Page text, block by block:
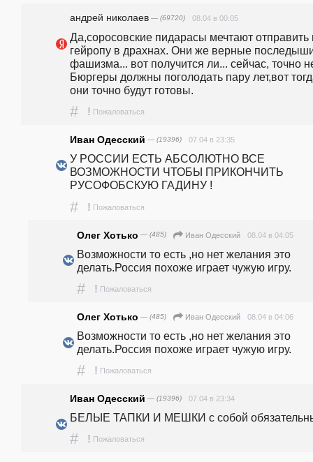
андpeй николаев — (69720) 08.04 в 00:05
Да,соросовские пидарасы мечтают отправить
гейропу в драхнах. Они же верные
фашизма... вот получится ли... сейчас, точно
Бюргеры должны поголодать пару лет,вот
они точно будут готовы.
# ! Пожаловаться
Иван Одесский — (19396) 07.04 в 23:35
У РОССИИ ЕСТЬ АБСОЛЮТНО ВСЕ
ВОЗМОЖНОСТИ ЧТОБЫ ПРИКОНЧИТЬ
РУСОФОБСКУЮ ГАДИНУ !
# ! Пожаловаться
Олег Хотько — (485) Иван Одесский 08.04 в 04:05
Возможности то есть ,но нет желания это
делать.Россия похоже играет чужую игру.
# ! Пожаловаться
Олег Хотько — (485) Иван Одесский 08.04 в 04:06
Возможности то есть ,но нет желания это
делать.Россия похоже играет чужую игру.
# ! Пожаловаться
Иван Одесский — (19396) 07.04 в 23:34
БЕЛЫЕ ТАПКИ И МЕШКИ с собой
# ! Пожаловаться